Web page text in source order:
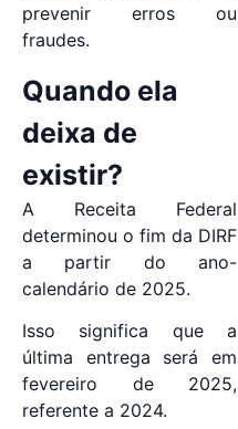
prevenir erros ou
fraudes.
Quando ela
deixa de
existir?
A Receita Federal
determinou o fim da DIRF
a partir do ano-
calendário de 2025.
Isso significa que a
última entrega será em
fevereiro de 2025,
referente a 2024.